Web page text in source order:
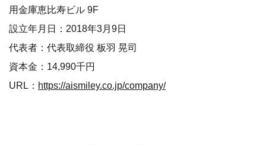
用金庫恵比寿ビル 9F
設立年月日：2018年3月9日
代表者：代表取締役 板羽 晃司
資本金：14,990千円
URL： https://aismiley.co.jp/company/